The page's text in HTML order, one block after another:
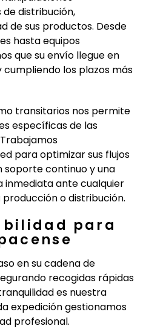
distribución,
de sus productos. Desde
hasta equipos
que su envío llegue en
los plazos más
transitarios nos permite
específicas de las
para optimizar sus flujos
soporte continuo y una
inmediata ante cualquier
producción o distribución.
para
en su cadena de
recogidas rápidas
es nuestra
expedición gestionamos
profesional.